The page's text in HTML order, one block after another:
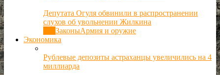
Депутата Огуля обвинили в распространении
слухов об увольнении Жилкина
ЗаконыАрмия и оружие
Экономика
Рублевые депозиты астраханцы увеличились на 4
миллиарда